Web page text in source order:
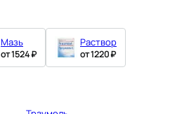
Мазь
от 1524 ₽
Раствор
от 1220 ₽